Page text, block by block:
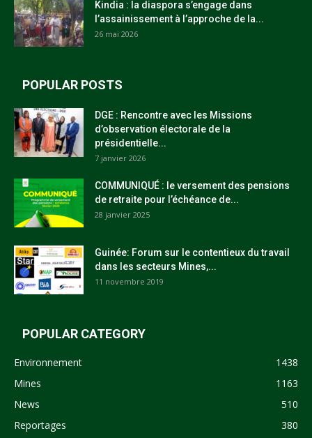
Kindia : la diaspora s’engage dans
l’assainissement à l’approche de la...
26 mai 2026
POPULAR POSTS
DGE : Rencontre avec les Missions
d’observation électorale de la
présidentielle...
7 janvier 2026
COMMUNIQUÉ : le versement des pensions
de retraite pour l’échéance de...
28 janvier 2025
Guinée: Forum sur le contentieux du travail
dans les secteurs Mines,...
11 novembre 2019
POPULAR CATEGORY
Environnement
1438
Mines
1163
News
510
Reportages
380